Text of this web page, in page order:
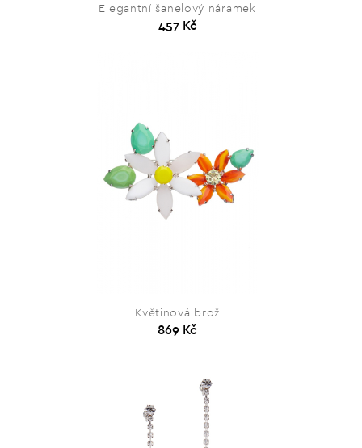
Elegantní šanelový náramek
457 Kč
Květinová brož
869 Kč